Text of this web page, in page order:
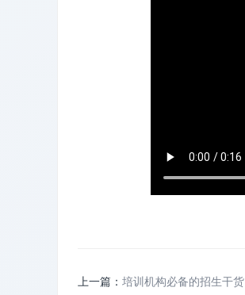
上一篇： 培训机构必备的招生干货